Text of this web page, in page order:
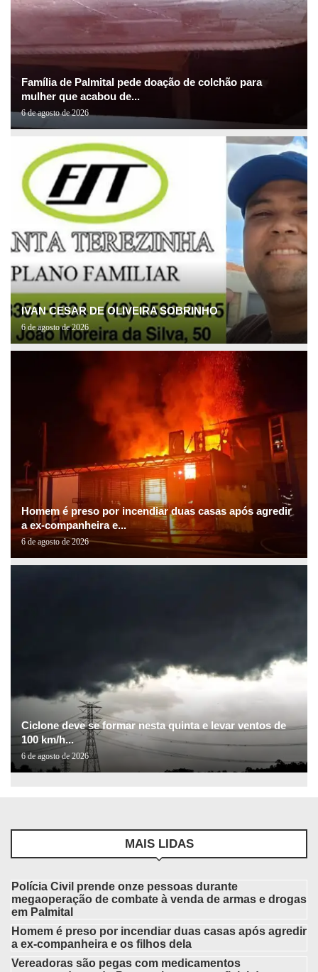
Família de Palmital pede doação de colchão para
mulher que acabou de...
6 de agosto de 2026
IVAN CESAR DE OLIVEIRA SOBRINHO
6 de agosto de 2026
Homem é preso por incendiar duas casas após agredir
a ex-companheira e...
6 de agosto de 2026
Ciclone deve se formar nesta quinta e levar ventos de
100 km/h...
6 de agosto de 2026
MAIS LIDAS
Polícia Civil prende onze pessoas durante
megaoperação de combate à venda de armas e drogas
em Palmital
Homem é preso por incendiar duas casas após agredir
a ex-companheira e os filhos dela
Vereadoras são pegas com medicamentos